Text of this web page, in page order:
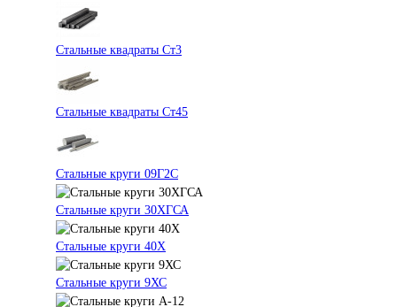
Стальные квадраты Ст3
Стальные квадраты Ст45
Стальные круги 09Г2С
Стальные круги 30ХГСА
Стальные круги 40Х
Стальные круги 9ХС